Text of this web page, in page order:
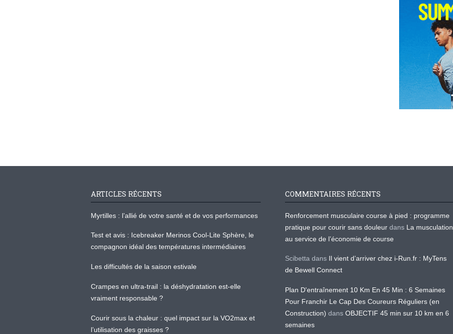
ARTICLES RÉCENTS
Myrtilles : l’allié de votre santé et de vos performances
Test et avis : Icebreaker Merinos Cool-Lite Sphère, le
compagnon idéal des températures intermédiaires
Les difficultés de la saison estivale
Crampes en ultra-trail : la déshydratation est-elle
vraiment responsable ?
Courir sous la chaleur : quel impact sur la VO2max et
l’utilisation des graisses ?
COMMENTAIRES RÉCENTS
Renforcement musculaire course à pied : programme
pratique pour courir sans douleur dans La musculation
au service de l’économie de course
Scibetta dans Il vient d’arriver chez i-Run.fr : MyTens
de Bewell Connect
Plan D'entraînement 10 Km En 45 Min : 6 Semaines
Pour Franchir Le Cap Des Coureurs Réguliers (en
Construction) dans OBJECTIF 45 min sur 10 km en 6
semaines